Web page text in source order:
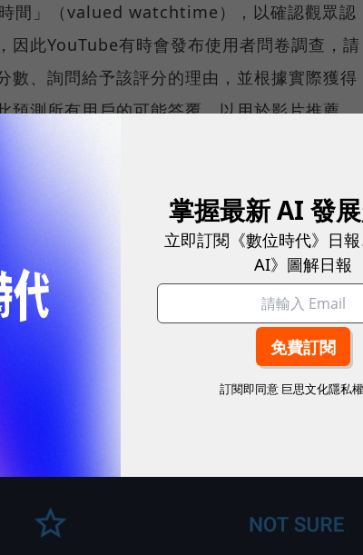
間」（valued watchtime），以確認觀眾認
因此YouTube有時會發布使用者問卷調查，請
數、詢問給予該評分的理由，並根據實際獲得
預測所有用戶的可能答覆，以用於影片推薦。
掌握最新 AI 發
立即訂閱《數位時代》日
AI》圖解日報
訂閱即同意 巨思文化隱私